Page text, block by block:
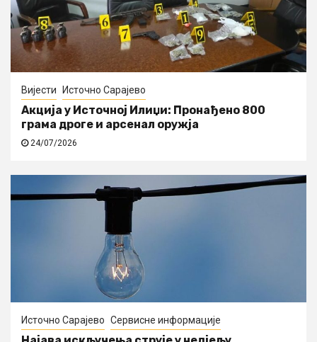
Вијести Источно Сарајево
Акција у Источној Илиџи: Пронађено 800
грама дроге и арсенал оружја
24/07/2026
Источно Сарајево Сервисне информације